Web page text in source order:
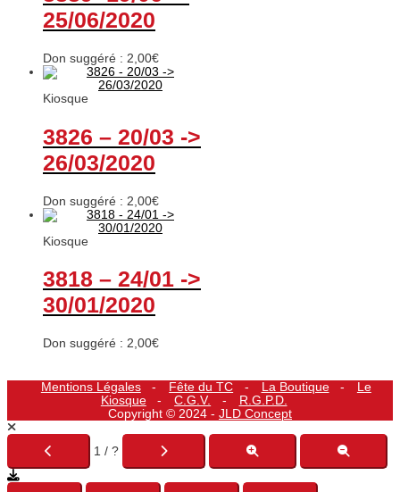
25/06/2020
Don suggéré : 2,00€
Kiosque
3826 – 20/03 ->
26/03/2020
Don suggéré : 2,00€
Kiosque
3818 – 24/01 ->
30/01/2020
Don suggéré : 2,00€
Mentions Légales Fête du TC La Boutique
Le
Kiosque
C.G.V.
R.G.P.D.
Copyright © 2024 - JLD Concept
1 / ?